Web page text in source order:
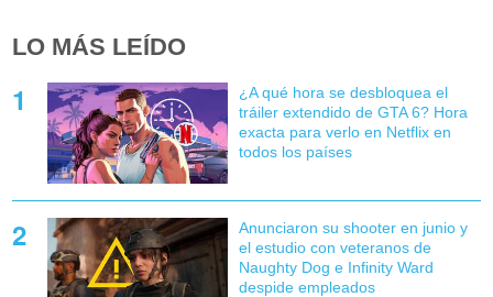
LO MÁS LEÍDO
¿A qué hora se desbloquea el
tráiler extendido de GTA 6? Hora
exacta para verlo en Netflix en
todos los países
Anunciaron su shooter en junio y
el estudio con veteranos de
Naughty Dog e Infinity Ward
despide empleados